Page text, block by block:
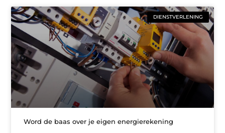
DIENSTVERLENING
Word de baas over je eigen energierekening